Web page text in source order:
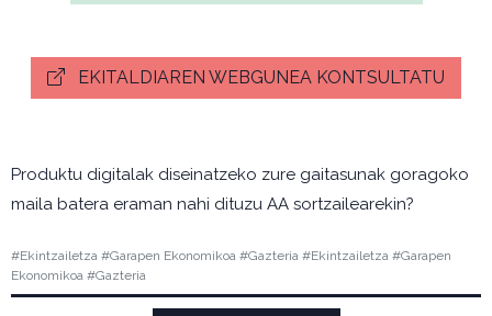
EKITALDIAREN WEBGUNEA KONTSULTATU
Produktu digitalak diseinatzeko zure gaitasunak goragoko
maila batera eraman nahi dituzu AA sortzailearekin?
#Ekintzailetza #Garapen Ekonomikoa #Gazteria #Ekintzailetza #Garapen
Ekonomikoa #Gazteria